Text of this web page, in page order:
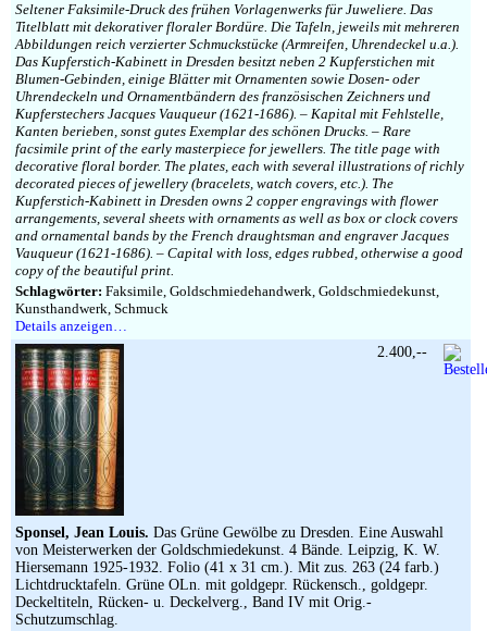
Seltener Faksimile-Druck des frühen Vorlagenwerks für Juweliere. Das
Titelblatt mit dekorativer floraler Bordüre. Die Tafeln, jeweils mit mehreren
Abbildungen reich verzierter Schmuckstücke (Armreifen, Uhrendeckel u.a.).
Das Kupferstich-Kabinett in Dresden besitzt neben 2 Kupferstichen mit
Blumen-Gebinden, einige Blätter mit Ornamenten sowie Dosen- oder
Uhrendeckeln und Ornamentbändern des französischen Zeichners und
Kupferstechers Jacques Vauqueur (1621-1686). – Kapital mit Fehlstelle,
Kanten berieben, sonst gutes Exemplar des schönen Drucks. – Rare
facsimile print of the early masterpiece for jewellers. The title page with
decorative floral border. The plates, each with several illustrations of richly
decorated pieces of jewellery (bracelets, watch covers, etc.). The
Kupferstich-Kabinett in Dresden owns 2 copper engravings with flower
arrangements, several sheets with ornaments as well as box or clock covers
and ornamental bands by the French draughtsman and engraver Jacques
Vauqueur (1621-1686). – Capital with loss, edges rubbed, otherwise a good
copy of the beautiful print.
Schlagwörter: Faksimile, Goldschmiedehandwerk, Goldschmiedekunst,
Kunsthandwerk, Schmuck
Details anzeigen…
Sponsel, Jean Louis. Das Grüne Gewölbe zu Dresden. Eine Auswahl
von Meisterwerken der Goldschmiedekunst. 4 Bände. Leipzig, K. W.
Hiersemann 1925-1932. Folio (41 x 31 cm.). Mit zus. 263 (24 farb.)
Lichtdrucktafeln. Grüne OLn. mit goldgepr. Rückensch., goldgepr.
Deckeltiteln, Rücken- u. Deckelverg., Band IV mit Orig.-
Schutzumschlag.
2.400,--